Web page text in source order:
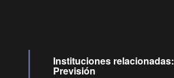
Instituciones relacionadas:
Previsión